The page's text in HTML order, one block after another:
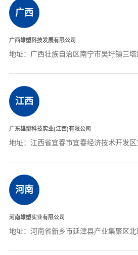
广西
广西雄塑科技发展有限公司
地址：广西壮族自治区南宁市吴圩镇三塔
江西
广东雄塑科技实业(江西)有限公司
地址：江西省宜春市宜春经济技术开发
河南
河南雄塑实业有限公司
地址：河南省新乡市延津县产业集聚区北